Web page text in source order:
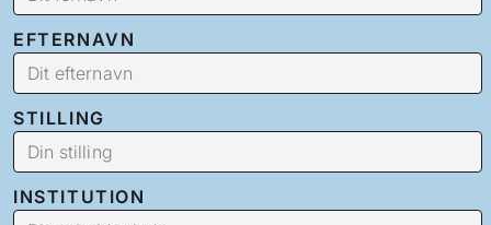
EFTERNAVN
STILLING
INSTITUTION